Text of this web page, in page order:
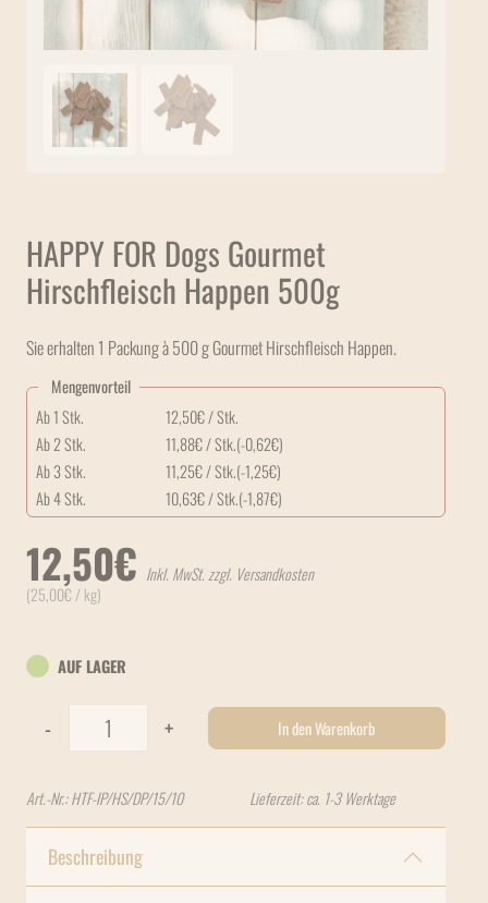
HAPPY FOR Dogs Gourmet
Hirschfleisch Happen 500g
Sie erhalten 1 Packung à 500 g Gourmet Hirschfleisch Happen.
Mengenvorteil
Ab 1 Stk.
12,50€/ Stk.
Ab 2 Stk.
11,88€/ Stk.(-0,62€)
Ab 3 Stk.
11,25€/ Stk.(-1,25€)
Ab 4 Stk.
10,63€/ Stk.(-1,87€)
12,50€ Inkl. MwSt. zzgl. Versandkosten
(25,00€/ kg)
AUF LAGER
-
HAPPY FOR Dogs Gourmet Hirschfleisch Happen 500g Menge
+ In den Warenkorb
Art.-Nr.:HTF-IP/HS/DP/15/10 Lieferzeit: ca. 1-3 Werktage
Beschreibung